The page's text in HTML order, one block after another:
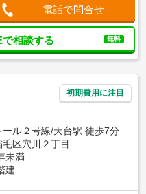
電話で問合せ
相談する 無料
初期費用に注目
ル２号線/天台駅 徒歩7分
区穴川２丁目
未満
建